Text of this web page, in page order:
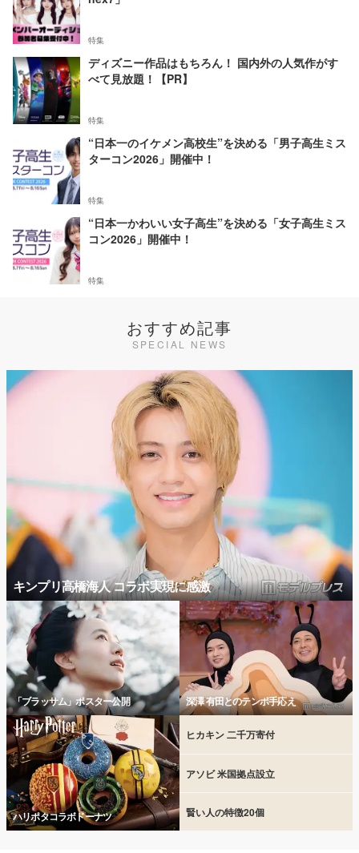
特集
ディズニー作品はもちろん！ 国内外の人気作がす
べて見放題！【PR】
特集
“日本一のイケメン高校生”を決める「男子高生ミス
ターコン2026」開催中！
特集
“日本一かわいい女子高生”を決める「女子高生ミス
コン2026」開催中！
特集
おすすめ記事
SPECIAL NEWS
キンプリ高橋海人 コラボ実現に感激
「ブラッサム」ポスター公開 深澤 有田とのテンポ手応え
ハリポタコラボドーナツ
ヒカキン 二千万寄付
アソビ 米国拠点設立
賢い人の特徴20個